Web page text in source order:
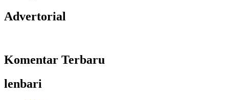
Advertorial
Komentar Terbaru
lenbari